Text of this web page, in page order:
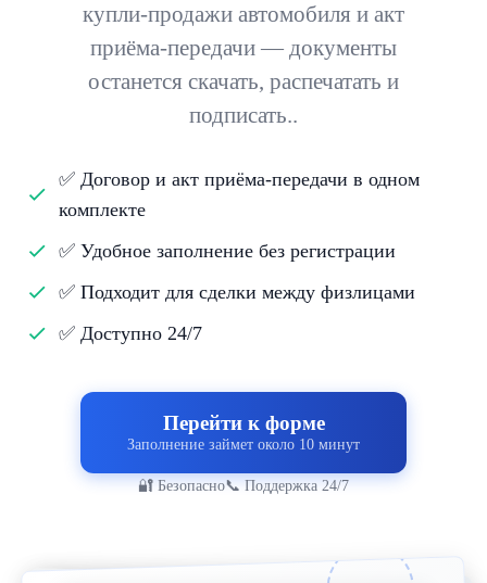
купли-продажи автомобиля и акт
приёма-передачи — документы
останется скачать, распечатать и
подписать..
✅ Договор и акт приёма-передачи в одном
комплекте
✅ Удобное заполнение без регистрации
✅ Подходит для сделки между физлицами
✅ Доступно 24/7
Перейти к форме
Заполнение займет около 10 минут
🔐 Безопасно📞 Поддержка 24/7